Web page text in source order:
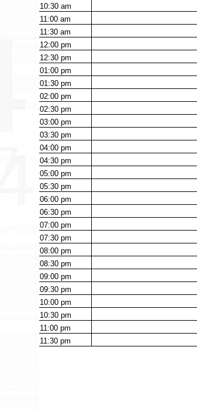
10:30am
11:00am
11:30am
12:00pm
12:30pm
01:00pm
01:30pm
02:00pm
02:30pm
03:00pm
03:30pm
04:00pm
04:30pm
05:00pm
05:30pm
06:00pm
06:30pm
07:00pm
07:30pm
08:00pm
08:30pm
09:00pm
09:30pm
10:00pm
10:30pm
11:00pm
11:30pm